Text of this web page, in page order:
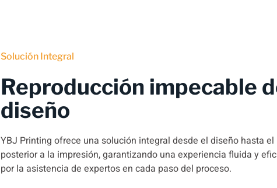
Solución Integral
Reproducción impecable
diseño
YBJ Printing ofrece una solución integral desde el diseño hasta
posterior a la impresión, garantizando una experiencia fluida y
por la asistencia de expertos en cada paso del proceso.